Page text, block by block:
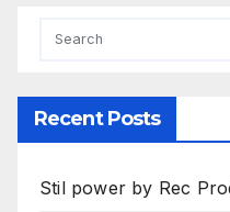
Recent Posts
Stil power by Rec